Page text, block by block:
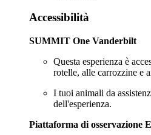
Accessibilità
SUMMIT One Vanderbilt
Questa esperienza è
rotelle, alle carrozzine e
I tuoi animali da
dell'esperienza.
Piattaforma di osservazione